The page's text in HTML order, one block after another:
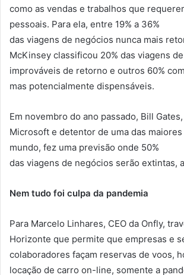
como as vendas e trabalhos que
pessoais. Para ela, entre 19% a 36%
das viagens de negócios nunca mais
McKinsey classificou 20% das viagens de
improváveis de retorno e outros 60%
mas potencialmente dispensáveis.
Em novembro do ano passado, Bill
Microsoft e detentor de uma das
mundo, fez uma previsão onde 50%
das viagens de negócios serão extintas,
Nem tudo foi culpa da pandemia
Para Marcelo Linhares, CEO da Onfly,
Horizonte que permite que empresas e
colaboradores façam reservas de voos,
locação de carro on-line, somente a